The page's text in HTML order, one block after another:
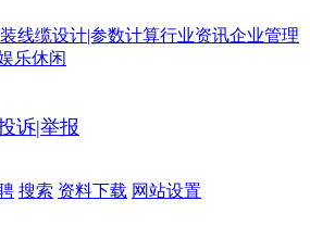
线缆设计|参数计算行业资讯企业管理
乐休闲
诉|举报
搜索 资料下载 网站设置